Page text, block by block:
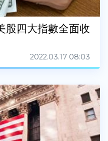
股四大指數全面收
2022.03.17 08:03